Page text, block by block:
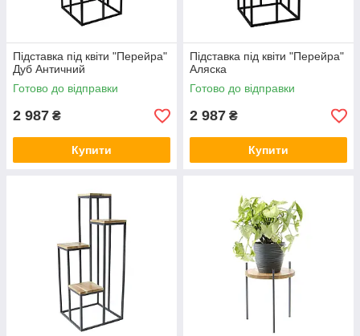
Підставка під квіти "Перейра"
Дуб Античний
Готово до відправки
2 987 ₴
Купити
Підставка під квіти "Перейра"
Аляска
Готово до відправки
2 987 ₴
Купити